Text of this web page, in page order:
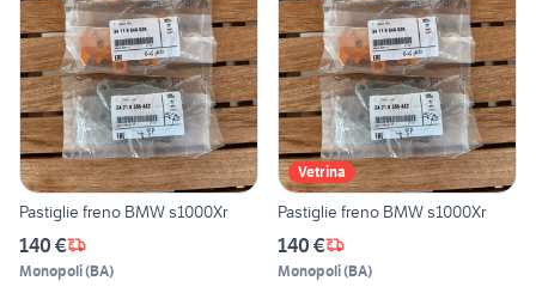
Pastiglie freno BMW s1000Xr
140 €
Monopoli(BA)
Vetrina
Pastiglie freno BMW s1000Xr
140 €
Monopoli(BA)